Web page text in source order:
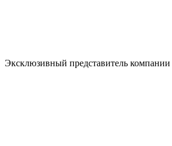
Эксклюзивный представитель